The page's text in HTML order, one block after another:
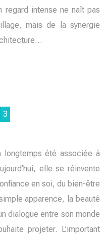
regard intense ne naît pas
mais de la synergie
3
longtemps été associée à
elle se réinvente
en soi, du bien-être
apparence, la beauté
dialogue entre son monde
projeter. L’important